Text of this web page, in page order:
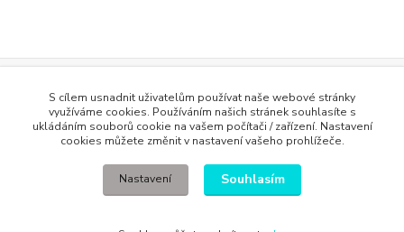
Podle zákona o evidenci tržeb je prodávající povinen vystavit
kupujícímu účtenku. Zároveň je povinen zaevidovat přijatou tržbu u
správce daně online; v případě technického výpadku pak nejpozději do
S cílem usnadnit uživatelům používat naše webové stránky
využíváme cookies. Používáním našich stránek souhlasíte s
ukládáním souborů cookie na vašem počítači / zařízení. Nastavení
cookies můžete změnit v nastavení vašeho prohlížeče.
Nastavení Souhlasím